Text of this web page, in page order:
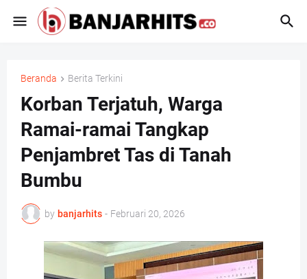
Beranda Berita Terkini
Korban Terjatuh, Warga
Ramai-ramai Tangkap
Penjambret Tas di Tanah
Bumbu
by banjarhits - Februari 20, 2026